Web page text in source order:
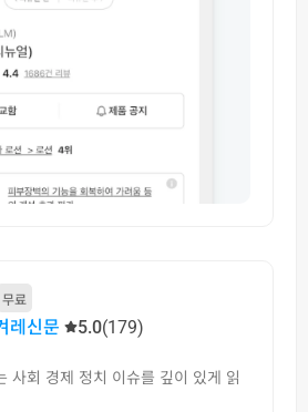
무료
레신문
5.0(179)
사회 경제 정치 이슈를 깊이 있게 읽